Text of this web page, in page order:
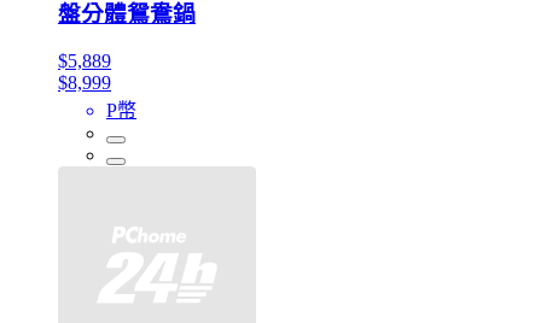
盤分體鴛鴦鍋
$5,889
$8,999
P幣